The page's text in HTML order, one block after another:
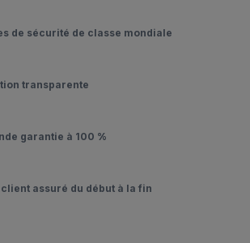
de sécurité de classe mondiale
transparente
garantie à 100 %
assuré du début à la fin